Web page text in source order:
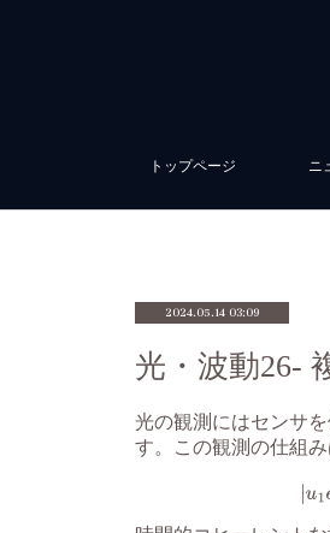
トップページ ニ
2024.05.14 03:09
光・波動26-